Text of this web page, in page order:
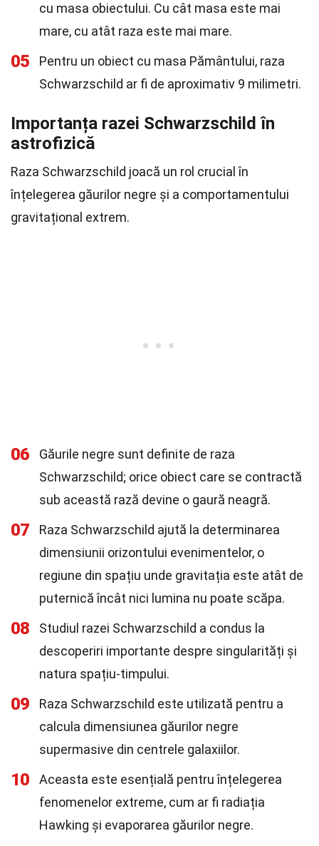
cu masa obiectului. Cu cât masa este mai
mare, cu atât raza este mai mare.
05
Pentru un obiect cu masa Pământului, raza
Schwarzschild ar fi de aproximativ 9 milimetri.
Importanța razei Schwarzschild în
astrofizică
Raza Schwarzschild joacă un rol crucial în
înțelegerea găurilor negre și a comportamentului
gravitațional extrem.
06
Găurile negre sunt definite de raza
Schwarzschild; orice obiect care se contractă
sub această rază devine o gaură neagră.
07
Raza Schwarzschild ajută la determinarea
dimensiunii orizontului evenimentelor, o
regiune din spațiu unde gravitația este atât de
puternică încât nici lumina nu poate scăpa.
08
Studiul razei Schwarzschild a condus la
descoperiri importante despre singularități și
natura spațiu-timpului.
09
Raza Schwarzschild este utilizată pentru a
calcula dimensiunea găurilor negre
supermasive din centrele galaxiilor.
10
Aceasta este esențială pentru înțelegerea
fenomenelor extreme, cum ar fi radiația
Hawking și evaporarea găurilor negre.